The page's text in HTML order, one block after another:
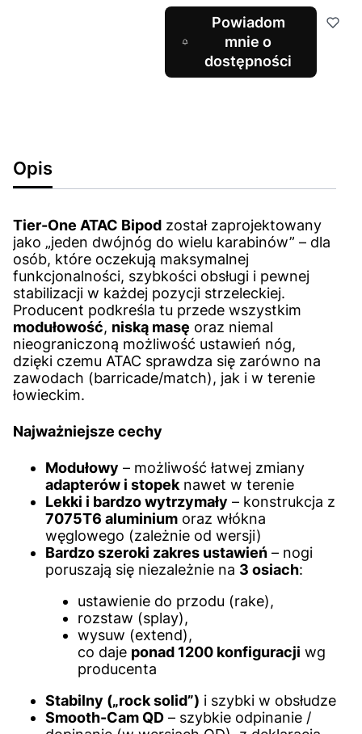
Powiadom
mnie o
dostępności
Opis
Tier-One ATAC Bipod został zaprojektowany
jako „jeden dwójnóg do wielu karabinów” – dla
osób, które oczekują maksymalnej
funkcjonalności, szybkości obsługi i pewnej
stabilizacji w każdej pozycji strzeleckiej.
Producent podkreśla tu przede wszystkim
modułowość, niską masę oraz niemal
nieograniczoną możliwość ustawień nóg,
dzięki czemu ATAC sprawdza się zarówno na
zawodach (barricade/match), jak i w terenie
łowieckim.
Najważniejsze cechy
Modułowy – możliwość łatwej zmiany
adapterów i stopek nawet w terenie
Lekki i bardzo wytrzymały – konstrukcja z
7075T6 aluminium oraz włókna
węglowego (zależnie od wersji)
Bardzo szeroki zakres ustawień – nogi
poruszają się niezależnie na 3 osiach:
ustawienie do przodu (rake),
rozstaw (splay),
wysuw (extend),
co daje ponad 1200 konfiguracji wg
producenta
Stabilny („rock solid”) i szybki w obsłudze
Smooth-Cam QD – szybkie odpinanie /